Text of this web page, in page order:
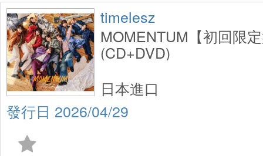
timelesz
MOMENTUM【初回限
(CD+DVD)
2026/04/29
日本進口